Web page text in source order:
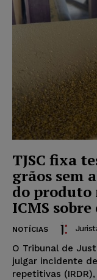
TJSC fixa
grãos sem
do produto
ICMS
NOTÍCIAS
O Tribunal de
julgar incidente
repetitivas